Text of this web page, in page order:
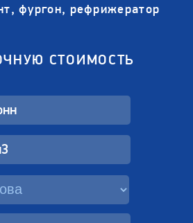
фургон, рефрижератор
СТОИМОСТЬ